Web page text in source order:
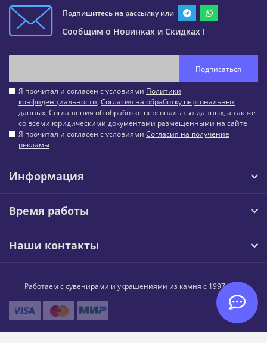
Подпишитесь на рассылку или
Сообщим о Новинках и Скидках !
Подписаться
Я прочитал и согласен с условиями Политики
конфиденциальности, Согласия на обработку персональных
данных, Соглашения об обработке персональных данных, а так же
со всеми юридическими документами размещенными на сайте
Я прочитал и согласен с условиями Согласия на получение
рекламы
Информация
Время работы
Наши контакты
Работаем с сувенирами и украшениями из камня с 1997 года